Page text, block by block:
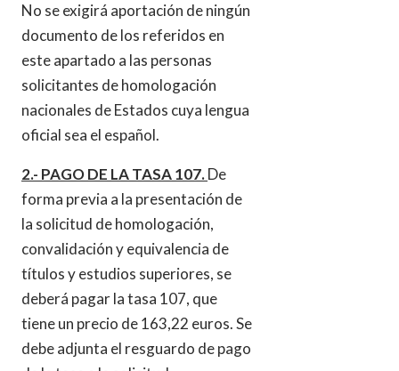
No se exigirá aportación de ningún
documento de los referidos en
este apartado a las personas
solicitantes de homologación
nacionales de Estados cuya lengua
oficial sea el español.
2.- PAGO DE LA TASA 107.De
forma previa a la presentación de
la solicitud de homologación,
convalidación y equivalencia de
títulos y estudios superiores, se
deberá pagar la tasa 107, que
tiene un precio de 163,22 euros. Se
debe adjunta el resguardo de pago